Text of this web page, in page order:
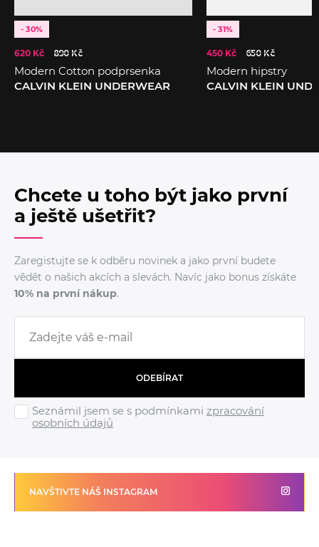
- 30%
620 Kč 890 Kč
Modern Cotton podprsenka
CALVIN KLEIN UNDERWEAR
- 31%
450 Kč 650 Kč
Modern hipstry
CALVIN KLEIN
Chcete u toho být jako první
a ještě ušetřit?
Zaregistujte se k odběru novinek a jako první budete
vědět o našich akcích a slevách. Navíc jako bonus získáte
10% na první nákup.
ODEBÍRAT
Seznámil jsem se s podmínkami zpracování
osobních údajů
NAVŠTIVTE NÁŠ INSTAGRAM